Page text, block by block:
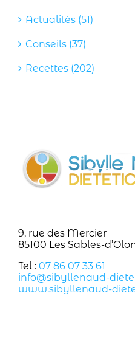
Actualités (51)
Conseils (37)
Recettes (202)
9, rue des Mercier
85100 Les Sables-
Tel : 07 86 07 33 61
info@sibyllenaud-
www.sibyllenaud-